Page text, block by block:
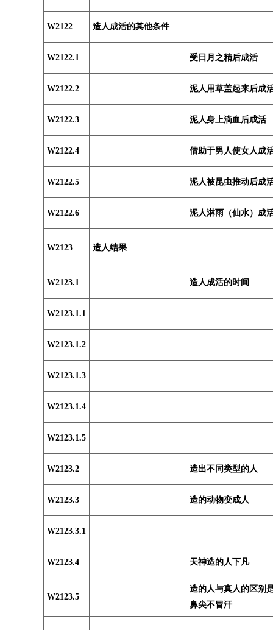
W2122 造人成活的其他条件
W2122.1 受日月之精后成活
W2122.2 泥人用草盖起来后成
W2122.3 泥人身上滴血后成活
W2122.4 借助于男人使女人成
W2122.5 泥人被昆虫推动后成
W2122.6 泥人淋雨（仙水）成
W2123 造人结果
W2123.1 造人成活的时间
W2123.1.1
W2123.1.2
W2123.1.3
W2123.1.4
W2123.1.5
W2123.2 造出不同类型的人
W2123.3 造的动物变成人
W2123.3.1
W2123.4 天神造的人下凡
W2123.5
造的人与真人的区别
鼻尖不冒汗